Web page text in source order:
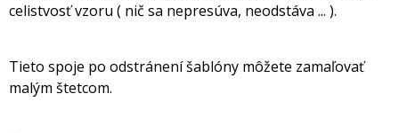
celistvosť vzoru ( nič sa nepresúva, neodstáva ... ).
Tieto spoje po odstránení šablóny môžete zamaľovať
malým štetcom.